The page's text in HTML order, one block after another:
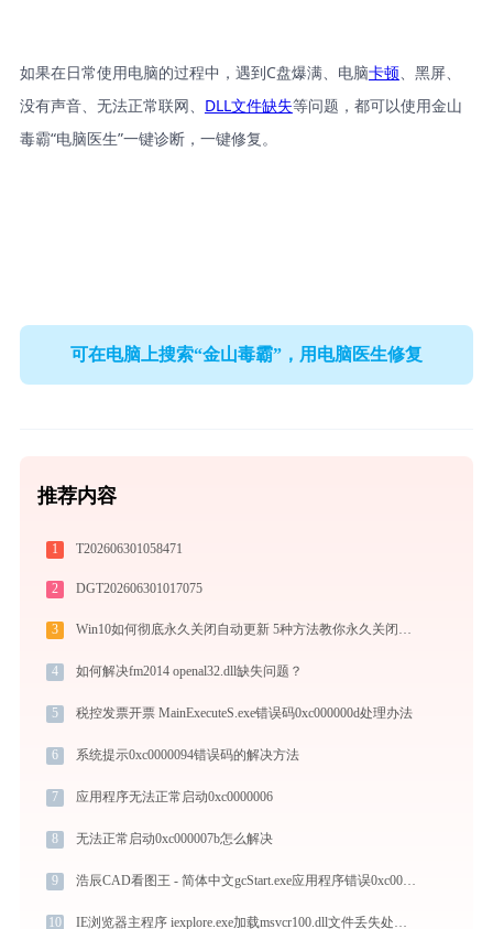
如果在日常使用电脑的过程中，遇到C盘爆满、电脑卡顿、黑屏、
没有声音、无法正常联网、 DLL文件缺失等问题，都可以使用金山
毒霸“电脑医生”一键诊断，一键修复。
可在电脑上搜索“金山毒霸”，用电脑医生修复
推荐内容
1 T202606301058471
2 DGT202606301017075
3 Win10如何彻底永久关闭自动更新 5种方法教你永久关闭win10自动更新
4 如何解决fm2014 openal32.dll缺失问题？
5 税控发票开票 MainExecuteS.exe错误码0xc000000d处理办法
6 系统提示0xc0000094错误码的解决方法
7 应用程序无法正常启动0xc0000006
8 无法正常启动0xc000007b怎么解决
9 浩辰CAD看图王 - 简体中文gcStart.exe应用程序错误0xc000007b解决方法
10 IE浏览器主程序 iexplore.exe加载msvcr100.dll文件丢失处理办法